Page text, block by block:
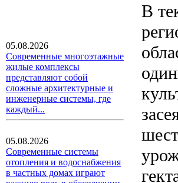
05.08.2026
Современные многоэтажные
жилые комплексы
представляют собой
сложные архитектурные и
инженерные системы, где
каждый...
05.08.2026
Современные системы
отопления и водоснабжения
в частных домах играют
В